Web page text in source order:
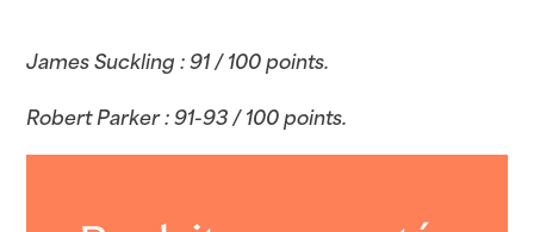
James Suckling : 91 / 100 points.
Robert Parker : 91-93 / 100 points.